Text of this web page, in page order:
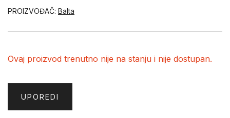
PROIZVOĐAČ: Balta
Ovaj proizvod trenutno nije na stanju i nije dostupan.
UPOREDI